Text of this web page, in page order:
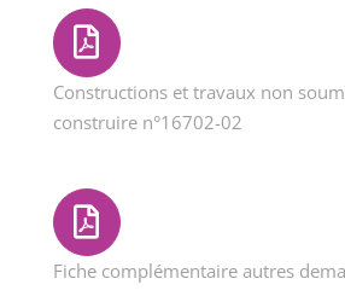
Constructions et travaux non
construire n°16702-02
Fiche complémentaire autres